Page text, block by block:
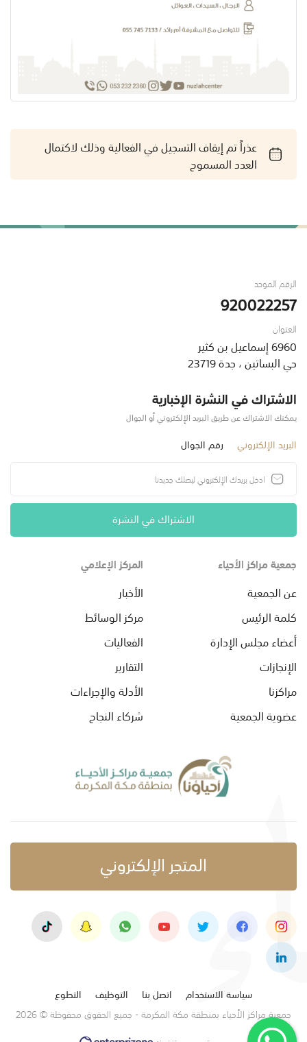
عذراً تم إيقاف التسجيل في الفعالية وذلك لاكتمال
العدد المسموح
الرقم الموحد
920022257
العنوان
6960 إسماعيل بن كثير
حي البساتين ، جدة 23719
الاشتراك في النشرة الإخبارية
يمكنك الاشتراك عن طريق البريد الإلكتروني أو الجوال
البريد الإلكتروني رقم الجوال
الاشتراك في النشرة
جمعية مراكز الأحياء
عن الجمعية
كلمة الرئيس
أعضاء مجلس الإدارة
الإنجازات
مراكزنا
عضوية الجمعية
المركز الإعلامي
الأخبار
مركز الوسائط
الفعاليات
التقارير
الأدلة والإجراءات
شركاء النجاح
المتجر الإلكتروني
سياسة الاستخدام اتصل بنا التوظيف
التطوع
جمعية مراكز الأحياء بمنطقة مكة المكرمة - جميع الحقوق محفوظة © 2026